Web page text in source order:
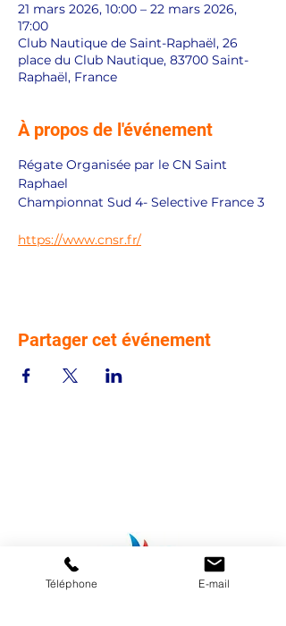
21 mars 2026, 10:00 – 22 mars 2026,
17:00
Club Nautique de Saint-Raphaël, 26
place du Club Nautique, 83700 Saint-
Raphaël, France
À propos de l'événement
Régate Organisée par le CN Saint
Raphael
Championnat Sud 4- Selective France 3
https://www.cnsr.fr/
Partager cet événement
Téléphone E-mail